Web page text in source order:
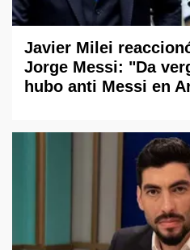
Javier Milei
Jorge Messi: "Da
hubo anti Messi en